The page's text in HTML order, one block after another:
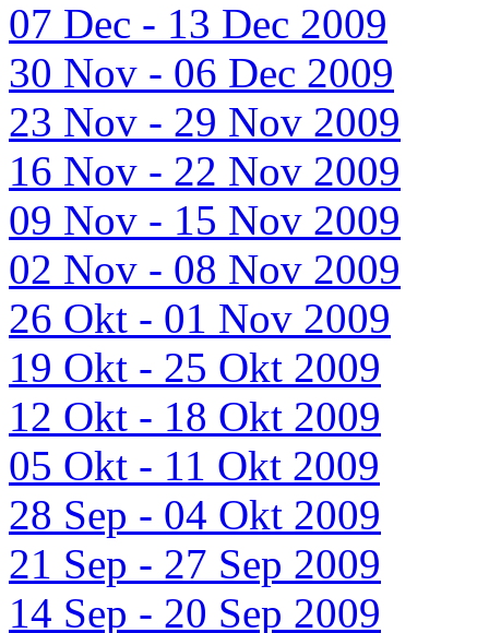
07 Dec - 13 Dec 2009
30 Nov - 06 Dec 2009
23 Nov - 29 Nov 2009
16 Nov - 22 Nov 2009
09 Nov - 15 Nov 2009
02 Nov - 08 Nov 2009
26 Okt - 01 Nov 2009
19 Okt - 25 Okt 2009
12 Okt - 18 Okt 2009
05 Okt - 11 Okt 2009
28 Sep - 04 Okt 2009
21 Sep - 27 Sep 2009
14 Sep - 20 Sep 2009